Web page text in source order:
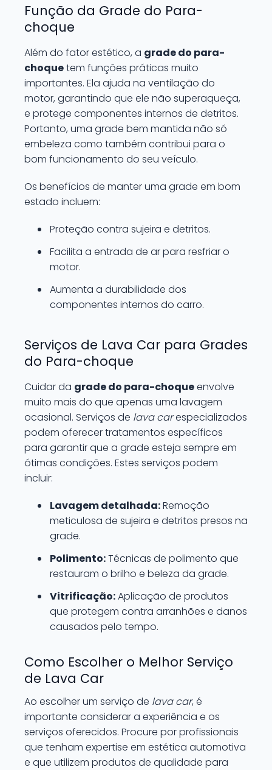
Função da Grade do Para-
choque
Além do fator estético, a grade do para-
choquetem funções práticas muito
importantes. Ela ajuda na ventilação do
motor, garantindo que ele não superaqueça,
e protege componentes internos de detritos.
Portanto, uma grade bem mantida não só
embeleza como também contribui para o
bom funcionamento do seu veículo.
Os benefícios de manter uma grade em bom
estado incluem:
Proteção contra sujeira e detritos.
Facilita a entrada de ar para resfriar o
motor.
Aumenta a durabilidade dos
componentes internos do carro.
Serviços de Lava Car para Grades
do Para-choque
Cuidar da grade do para-choqueenvolve
muito mais do que apenas uma lavagem
ocasional. Serviços de lava carespecializados
podem oferecer tratamentos específicos
para garantir que a grade esteja sempre em
ótimas condições. Estes serviços podem
incluir:
Lavagem detalhada:Remoção
meticulosa de sujeira e detritos presos na
grade.
Polimento:Técnicas de polimento que
restauram o brilho e beleza da grade.
Vitrificação:Aplicação de produtos
que protegem contra arranhões e danos
causados pelo tempo.
Como Escolher o Melhor Serviço
de Lava Car
Ao escolher um serviço de lava car, é
importante considerar a experiência e os
serviços oferecidos. Procure por profissionais
que tenham expertise em estética automotiva
e que utilizem produtos de qualidade para